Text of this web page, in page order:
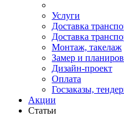
Услуги
Доставка
Доставка
Монтаж, такелаж
Замер и
Дизайн-проект
Оплата
Госзаказы,
Акции
Статьи